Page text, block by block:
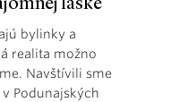
láske
bylinky a
realita možno
Navštívili sme
Podunajských